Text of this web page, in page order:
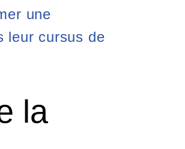
une
leur cursus de
la